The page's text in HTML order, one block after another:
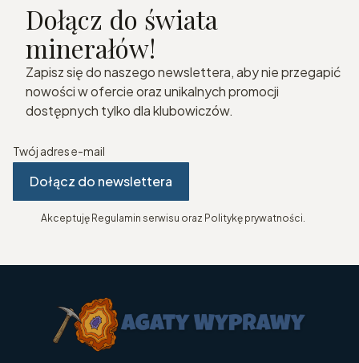
Dołącz do świata
minerałów!
Zapisz się do naszego newslettera, aby nie przegapić
nowości w ofercie oraz unikalnych promocji
dostępnych tylko dla klubowiczów.
Twój adres e-mail
Dołącz do newslettera
Akceptuję Regulamin serwisu oraz Politykę prywatności.